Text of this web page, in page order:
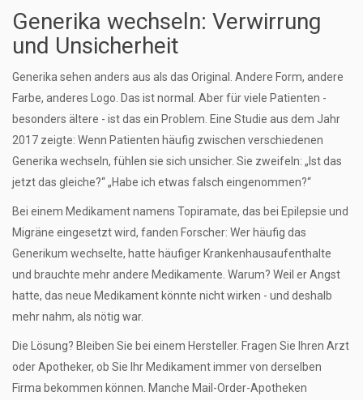
Generika wechseln: Verwirrung
und Unsicherheit
Generika sehen anders aus als das Original. Andere Form, andere
Farbe, anderes Logo. Das ist normal. Aber für viele Patienten -
besonders ältere - ist das ein Problem. Eine Studie aus dem Jahr
2017 zeigte: Wenn Patienten häufig zwischen verschiedenen
Generika wechseln, fühlen sie sich unsicher. Sie zweifeln: „Ist das
jetzt das gleiche?“ „Habe ich etwas falsch eingenommen?“
Bei einem Medikament namens Topiramate, das bei Epilepsie und
Migräne eingesetzt wird, fanden Forscher: Wer häufig das
Generikum wechselte, hatte häufiger Krankenhausaufenthalte
und brauchte mehr andere Medikamente. Warum? Weil er Angst
hatte, das neue Medikament könnte nicht wirken - und deshalb
mehr nahm, als nötig war.
Die Lösung? Bleiben Sie bei einem Hersteller. Fragen Sie Ihren Arzt
oder Apotheker, ob Sie Ihr Medikament immer von derselben
Firma bekommen können. Manche Mail-Order-Apotheken